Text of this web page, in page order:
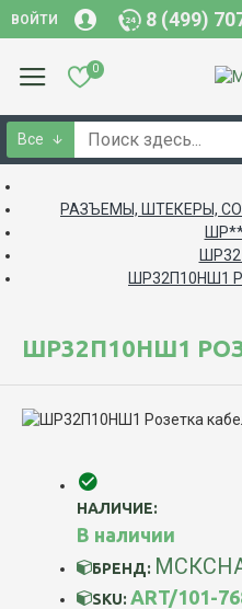
ВОЙТИ 8 (499)
0
Все
РАЗЪЕМЫ, ШТЕКЕРЫ,
ШР32П10НШ1
ШР32П10НШ1
НАЛИЧИЕ:
В наличии
БРЕНД:
SKU: ART/101-